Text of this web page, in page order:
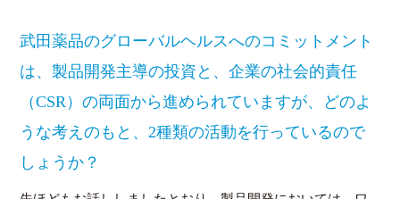
武田薬品のグローバルヘルスへのコミットメント
は、製品開発主導の投資と、企業の社会的責任
（CSR）の両面から進められていますが、どのよ
うな考えのもと、2種類の活動を行っているので
しょうか？